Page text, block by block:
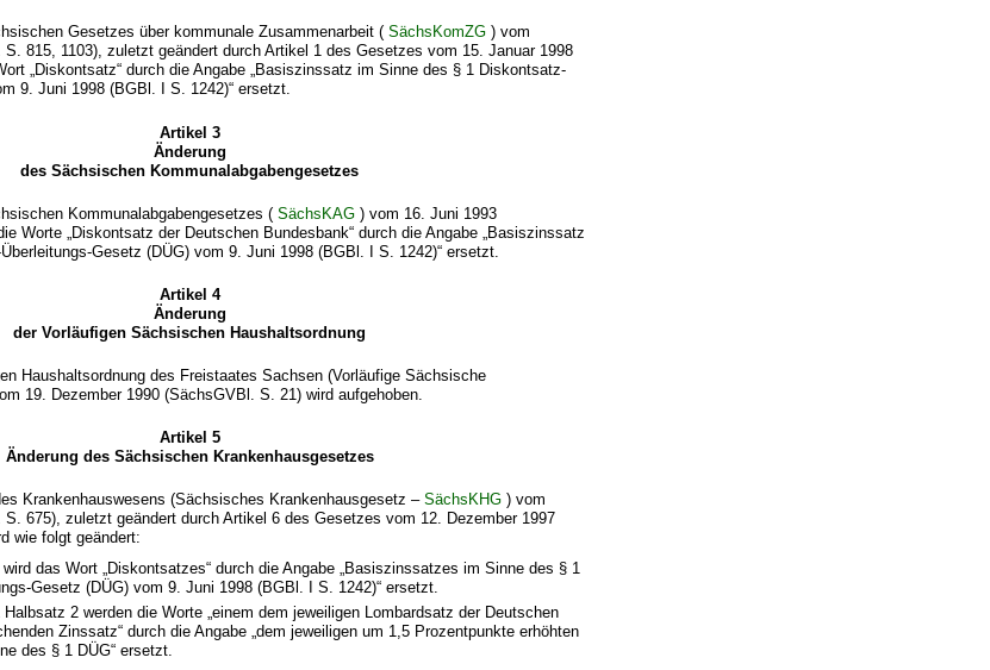
Gesetzes über kommunale Zusammenarbeit (SächsKomZG ) vom
815, 1103), zuletzt geändert durch Artikel 1 des Gesetzes vom 15. Januar 1998
„Diskontsatz“ durch die Angabe „Basiszinssatz im Sinne des § 1 Diskontsatz-
9. Juni 1998 (BGBl. I S. 1242)“ ersetzt.
Artikel 3
Änderung
des Sächsischen Kommunalabgabengesetzes
Kommunalabgabengesetzes (SächsKAG ) vom 16. Juni 1993
Worte „Diskontsatz der Deutschen Bundesbank“ durch die Angabe „Basiszinssatz
Gesetz (DÜG) vom 9. Juni 1998 (BGBl. I S. 1242)“ ersetzt.
Artikel 4
Änderung
der Vorläufigen Sächsischen Haushaltsordnung
Haushaltsordnung des Freistaates Sachsen (Vorläufige Sächsische
19. Dezember 1990 (SächsGVBl. S. 21) wird aufgehoben.
Artikel 5
Änderung des Sächsischen Krankenhausgesetzes
Krankenhauswesens (Sächsisches Krankenhausgesetz –SächsKHG ) vom
675), zuletzt geändert durch Artikel 6 des Gesetzes vom 12. Dezember 1997
wie folgt geändert:
das Wort „Diskontsatzes“ durch die Angabe „Basiszinssatzes im Sinne des § 1
Gesetz (DÜG) vom 9. Juni 1998 (BGBl. I S. 1242)“ ersetzt.
2 werden die Worte „einem dem jeweiligen Lombardsatz der Deutschen
Zinssatz“ durch die Angabe „dem jeweiligen um 1,5 Prozentpunkte erhöhten
des § 1 DÜG“ ersetzt.